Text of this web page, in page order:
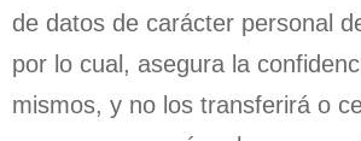
de datos de carácter personal
por lo cual, asegura la
mismos, y no los transferirá o